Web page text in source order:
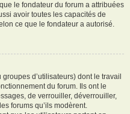
le fondateur du forum a attribuées
avoir toutes les capacités de
ce que le fondateur a autorisé.
d’utilisateurs) dont le travail
du forum. Ils ont le
de verrouiller, déverrouiller,
forums qu’ils modèrent.